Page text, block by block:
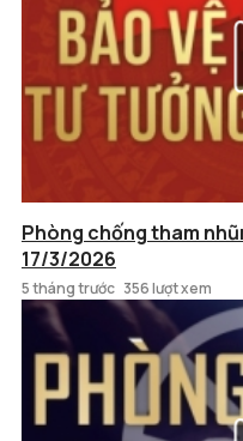
Phòng chống tham
17/3/2026
5 tháng trước 356 lượt xem